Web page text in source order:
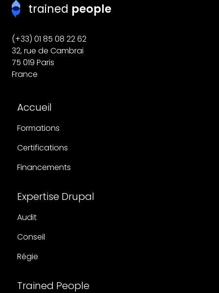
trained people
(+33) 01 85 08 22 62
32, rue de Cambrai
75 019 Paris
France
Accueil
Formations
Certifications
Financements
Expertise Drupal
Audit
Conseil
Régie
Trained People